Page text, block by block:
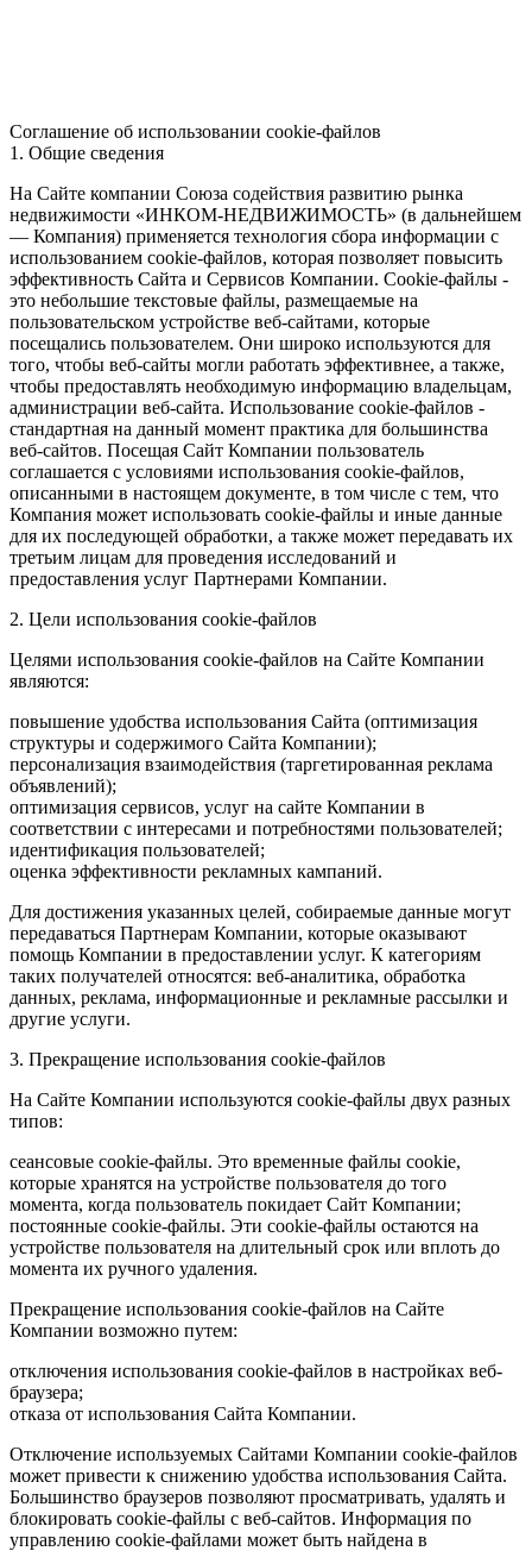
Соглашение об использовании cookie-файлов
1. Общие сведения
На Сайте компании Союза содействия развитию рынка
недвижимости «ИНКОМ-НЕДВИЖИМОСТЬ» (в дальнейшем
— Компания) применяется технология сбора информации с
использованием cookie-файлов, которая позволяет повысить
эффективность Сайта и Сервисов Компании. Сookie-файлы -
это небольшие текстовые файлы, размещаемые на
пользовательском устройстве веб-сайтами, которые
посещались пользователем. Они широко используются для
того, чтобы веб-сайты могли работать эффективнее, а также,
чтобы предоставлять необходимую информацию владельцам,
администрации веб-сайта. Использование cookie-файлов -
стандартная на данный момент практика для большинства
веб-сайтов. Посещая Сайт Компании пользователь
соглашается с условиями использования cookie-файлов,
описанными в настоящем документе, в том числе с тем, что
Компания может использовать cookie-файлы и иные данные
для их последующей обработки, а также может передавать их
третьим лицам для проведения исследований и
предоставления услуг Партнерами Компании.
2. Цели использования cookie-файлов
Целями использования cookie-файлов на Сайте Компании
являются:
повышение удобства использования Сайта (оптимизация
структуры и содержимого Сайта Компании);
персонализация взаимодействия (таргетированная реклама
объявлений);
оптимизация сервисов, услуг на сайте Компании в
соответствии с интересами и потребностями пользователей;
идентификация пользователей;
оценка эффективности рекламных кампаний.
Для достижения указанных целей, собираемые данные могут
передаваться Партнерам Компании, которые оказывают
помощь Компании в предоставлении услуг. К категориям
таких получателей относятся: веб-аналитика, обработка
данных, реклама, информационные и рекламные рассылки и
другие услуги.
3. Прекращение использования cookie-файлов
На Сайте Компании используются cookie-файлы двух разных
типов:
сеансовые cookie-файлы. Это временные файлы cookie,
которые хранятся на устройстве пользователя до того
момента, когда пользователь покидает Сайт Компании;
постоянные cookie-файлы. Эти cookie-файлы остаются на
устройстве пользователя на длительный срок или вплоть до
момента их ручного удаления.
Прекращение использования cookie-файлов на Сайте
Компании возможно путем:
отключения использования cookie-файлов в настройках веб-
браузера;
отказа от использования Сайта Компании.
Отключение используемых Сайтами Компании cookie-файлов
может привести к снижению удобства использования Сайта.
Большинство браузеров позволяют просматривать, удалять и
блокировать cookie-файлы c веб-сайтов. Информация по
управлению cookie-файлами может быть найдена в